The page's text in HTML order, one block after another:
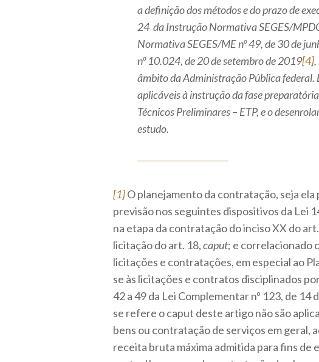
a definição dos métodos e do prazo de
24 da Instrução Normativa SEGES/
Normativa SEGES/ME nº 49, de 30 de
nº 10.024, de 20 de setembro de 2019[4],
âmbito da Administração Pública
aplicáveis à instrução da fase
Técnicos Preliminares – ETP, e o
estudo.
[1]O planejamento da contratação, seja
previsão nos seguintes dispositivos da Lei
na etapa da contratação do inciso XX do
licitação do art. 18,caput; e correlacionado
licitações e contratações, em especial ao
se às licitações e contratos disciplinados
42 a 49 da Lei Complementar nº 123, de 14
se refere o caput deste artigo não são
bens ou contratação de serviços em geral,
receita bruta máxima admitida para fins